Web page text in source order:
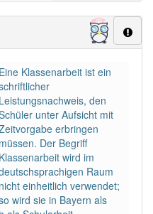
: 1
aber mit einem
Eine Klassenarbeit ist ein
Leistungsnachweis, den
unter Aufsicht mit
erbringen
müssen. Der Begriff
Klassenarbeit wird im
Raum
nicht einheitlich verwendet;
wird sie in Bayern als